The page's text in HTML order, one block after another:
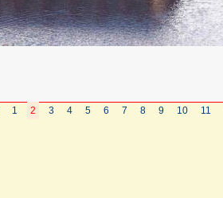
1 2 3 4 5 6 7 8 9 10 11